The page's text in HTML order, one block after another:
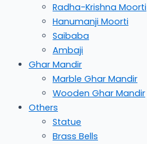
Radha-Krishna Moorti
Hanumanji Moorti
Saibaba
Ambaji
Ghar Mandir
Marble Ghar Mandir
Wooden Ghar Mandir
Others
Statue
Brass Bells